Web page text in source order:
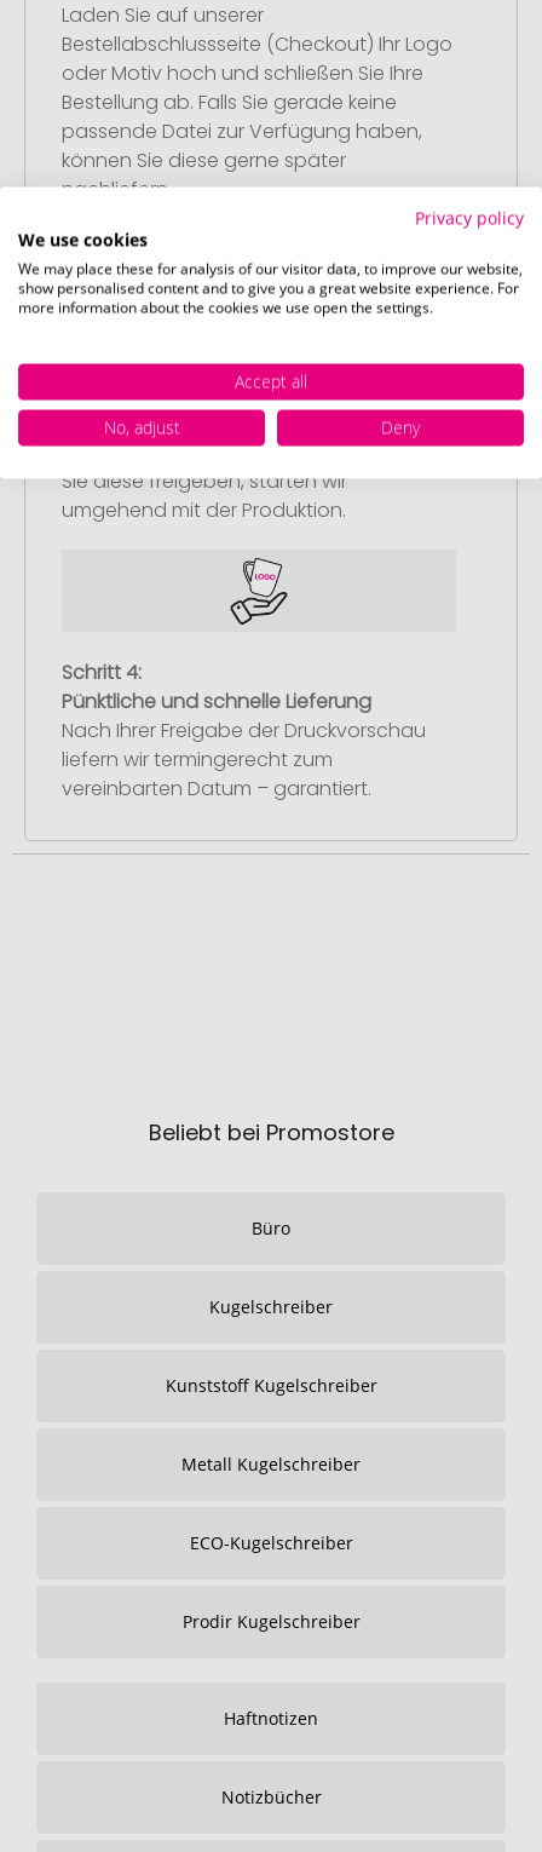
Laden Sie auf unserer
Bestellabschlussseite (Checkout) Ihr Logo
oder Motiv hoch und schließen Sie Ihre
Bestellung ab. Falls Sie gerade keine
passende Datei zur Verfügung haben,
können Sie diese gerne später
nachliefern.
Artikelvorschau und Freigabe
Sie erhalten von uns eine kostenlose
Druckvorschau mit Ihrem Design. Sobald
Sie diese freigeben, starten wir
umgehend mit der Produktion.
Schritt 4:
Pünktliche und schnelle Lieferung
Nach Ihrer Freigabe der Druckvorschau
liefern wir termingerecht zum
vereinbarten Datum – garantiert.
Beliebt bei Promostore
Büro
Kugelschreiber
Kunststoff Kugelschreiber
Metall Kugelschreiber
ECO-Kugelschreiber
Prodir Kugelschreiber
Haftnotizen
Notizbücher
Privacy policy
We use cookies
We may place these for analysis of our visitor data, to improve our website,
show personalised content and to give you a great website experience. For
more information about the cookies we use open the settings.
Accept all
No, adjust
Deny